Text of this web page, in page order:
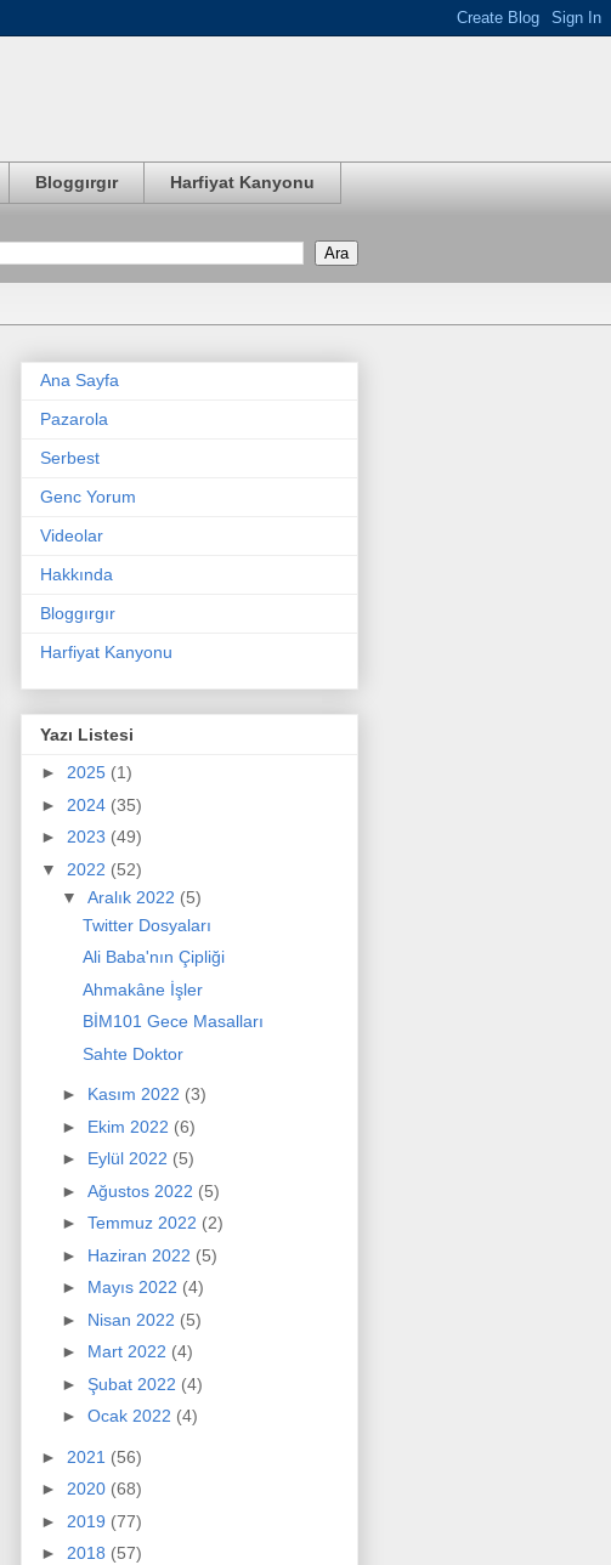
Bloggırgır Harfiyat Kanyonu
Ana Sayfa
Pazarola
Serbest
Genc Yorum
Videolar
Hakkında
Bloggırgır
Harfiyat Kanyonu
Yazı Listesi
► 2025 (1)
► 2024 (35)
► 2023 (49)
▼ 2022 (52)
▼ Aralık 2022 (5)
Twitter Dosyaları
Ali Baba'nın Çipliği
Ahmakâne İşler
BİM101 Gece Masalları
Sahte Doktor
► Kasım 2022 (3)
► Ekim 2022 (6)
► Eylül 2022 (5)
► Ağustos 2022 (5)
► Temmuz 2022 (2)
► Haziran 2022 (5)
► Mayıs 2022 (4)
► Nisan 2022 (5)
► Mart 2022 (4)
► Şubat 2022 (4)
► Ocak 2022 (4)
► 2021 (56)
► 2020 (68)
► 2019 (77)
► 2018 (57)